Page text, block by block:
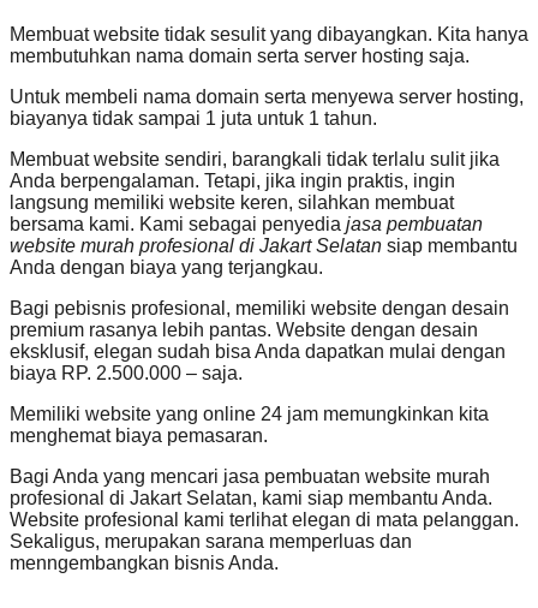
Membuat website tidak sesulit yang dibayangkan. Kita hanya
membutuhkan nama domain serta server hosting saja.
Untuk membeli nama domain serta menyewa server hosting,
biayanya tidak sampai 1 juta untuk 1 tahun.
Membuat website sendiri, barangkali tidak terlalu sulit jika
Anda berpengalaman. Tetapi, jika ingin praktis, ingin
langsung memiliki website keren, silahkan membuat
bersama kami. Kami sebagai penyedia jasa pembuatan
website murah profesional di Jakart Selatan siap membantu
Anda dengan biaya yang terjangkau.
Bagi pebisnis profesional, memiliki website dengan desain
premium rasanya lebih pantas. Website dengan desain
eksklusif, elegan sudah bisa Anda dapatkan mulai dengan
biaya RP. 2.500.000 – saja.
Memiliki website yang online 24 jam memungkinkan kita
menghemat biaya pemasaran.
Bagi Anda yang mencari jasa pembuatan website murah
profesional di Jakart Selatan, kami siap membantu Anda.
Website profesional kami terlihat elegan di mata pelanggan.
Sekaligus, merupakan sarana memperluas dan
menngembangkan bisnis Anda.